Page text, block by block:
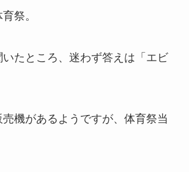
祭。
いたところ、迷わず答えは「エビ
売機があるようですが、体育祭当